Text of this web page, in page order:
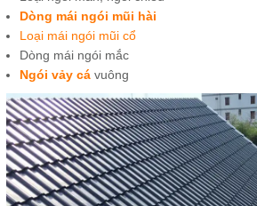
Dòng mái ngói mũi hài
Loại mái ngói mũi cổ
Dòng mái ngói mắc
Ngói vảy cá vuông